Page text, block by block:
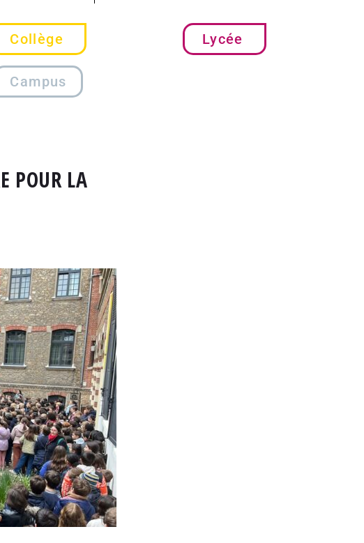
Collège Lycée
Campus
POUR LA